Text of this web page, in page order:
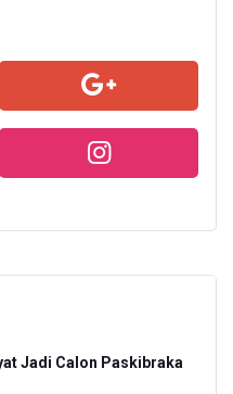
Jadi Calon Paskibraka